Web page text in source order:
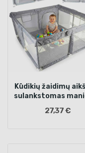
Kūdikių žaidimų
sulankstomas
27,37 €